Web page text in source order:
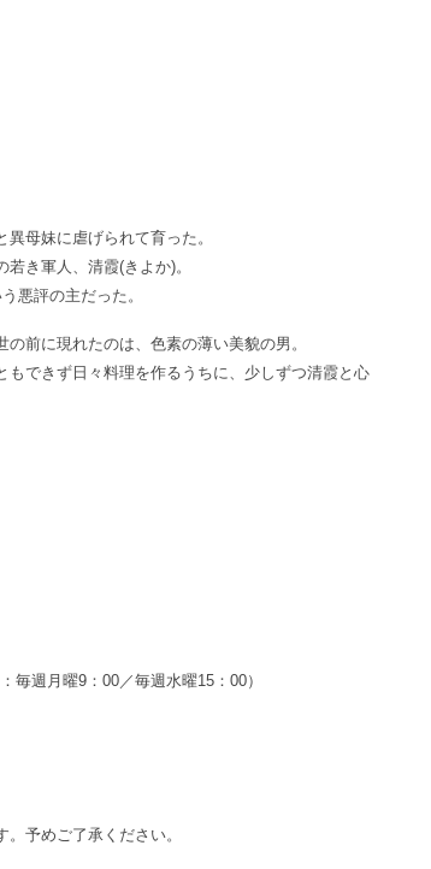
母妹に虐げられて育った。
き軍人、清霞(きよか)。
悪評の主だった。
前に現れたのは、色素の薄い美貌の男。
できず日々料理を作るうちに、少しずつ清霞と心
週月曜9：00／毎週水曜15：00）
予めご了承ください。